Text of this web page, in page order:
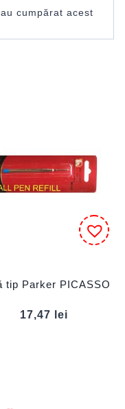
cumpărat acest
tip Parker PICASSO
17,47 lei